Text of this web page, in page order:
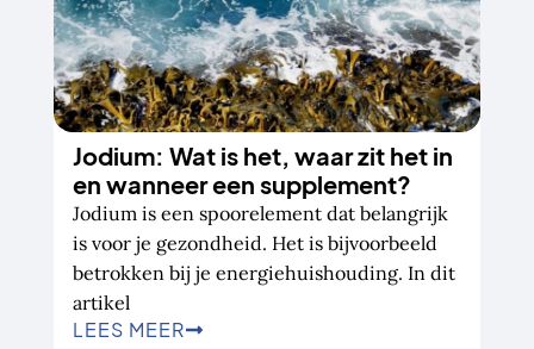
Jodium: Wat is het, waar zit het in
en wanneer een supplement?
Jodium is een spoorelement dat belangrijk
is voor je gezondheid. Het is bijvoorbeeld
betrokken bij je energiehuishouding. In dit
artikel
LEES MEER